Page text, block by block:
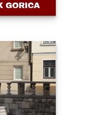
GORICA